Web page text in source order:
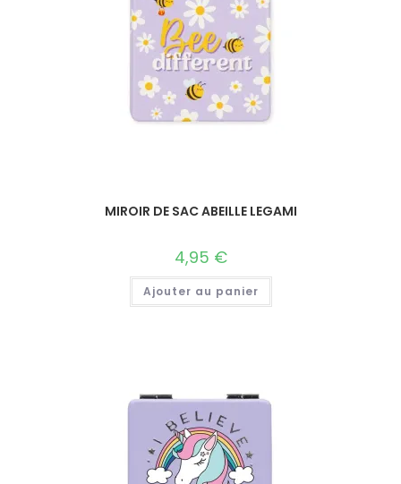
MIROIR DE SAC ABEILLE LEGAMI
4,95 €
Ajouter au panier